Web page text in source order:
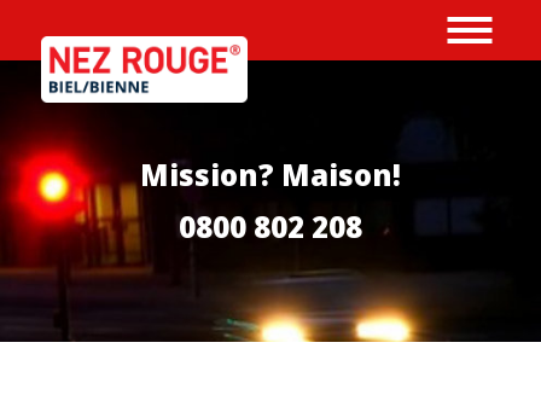
Mission? Maison!
0800 802 208